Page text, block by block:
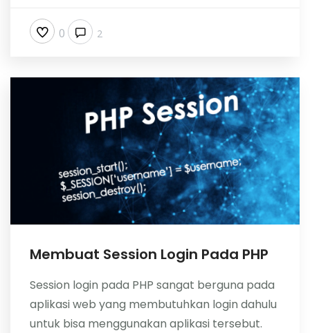
0 2
Membuat Session Login Pada PHP
Session login pada PHP sangat berguna pada
aplikasi web yang membutuhkan login dahulu
untuk bisa menggunakan aplikasi tersebut.